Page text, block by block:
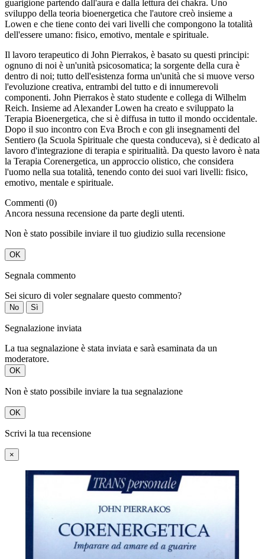
guarigione partendo dall'aura e dalla lettura dei chakra. Uno
sviluppo della teoria bioenergetica che l'autore creò insieme a
Lowen e che tiene conto dei vari livelli che compongono la totalità
dell'essere umano: fisico, emotivo, mentale e spirituale.
Il lavoro terapeutico di John Pierrakos, è basato su questi principi:
ognuno di noi è un'unità psicosomatica; la sorgente della cura è
dentro di noi; tutto dell'esistenza forma un'unità che si muove verso
l'evoluzione creativa, entrambi del tutto e di innumerevoli
componenti. John Pierrakos è stato studente e collega di Wilhelm
Reich. Insieme ad Alexander Lowen ha creato e sviluppato la
Terapia Bioenergetica, che si è diffusa in tutto il mondo occidentale.
Dopo il suo incontro con Eva Broch e con gli insegnamenti del
Sentiero (la Scuola Spirituale che questa conduceva), si è dedicato al
lavoro d'integrazione di terapia e spiritualità. Da questo lavoro è nata
la Terapia Corenergetica, un approccio olistico, che considera
l'uomo nella sua totalità, tenendo conto dei suoi vari livelli: fisico,
emotivo, mentale e spirituale.
Commenti (0)
Ancora nessuna recensione da parte degli utenti.
Non è stato possibile inviare il tuo giudizio sulla recensione
OK
Segnala commento
Sei sicuro di voler segnalare questo commento?
No Sì
Segnalazione inviata
La tua segnalazione è stata inviata e sarà esaminata da un
moderatore.
OK
Non è stato possibile inviare la tua segnalazione
OK
Scrivi la tua recensione
×